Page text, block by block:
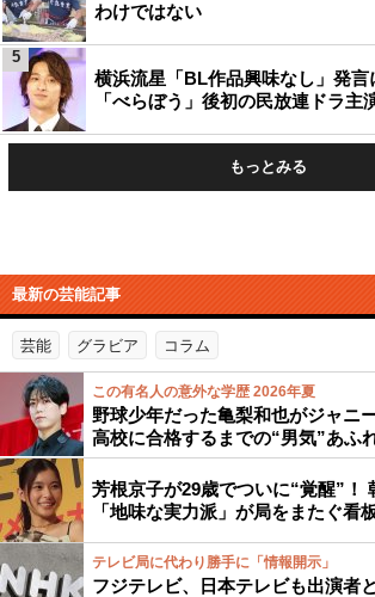
わけではない
横浜流星「BL作品興味なし」発言
「べらぼう」後初の民放連ドラ主
5
もっとみる
最新の芸能記事
芸能 グラビア コラム
この有名人の意外な学歴 2026年夏
野球少年だった亀梨和也がジャニ
高校に合格するまでの“男気”あふ
芳根京子が29歳でついに“覚醒”！
「地味な実力派」が局をまたぐ看
テレビ局に代わり勝手に「情報開示」
フジテレビ、日本テレビも出演者